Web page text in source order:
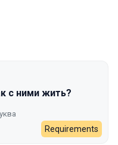
2023
с ними жить?
Requirements